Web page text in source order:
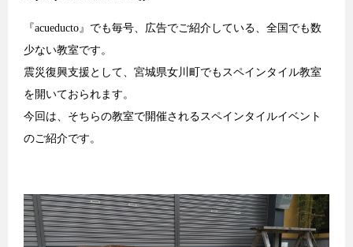
『acueducto』でも毎号、広告でご紹介している、全国でも数
少ない教室です。
震災復興支援として、宮城県女川町でもスペインタイル教室
を開いておられます。
今回は、そちらの教室で開催されるスペインタイルイベント
のご紹介です。